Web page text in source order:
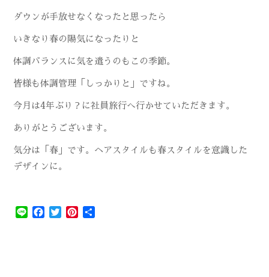
ダウンが手放せなくなったと思ったら
いきなり春の陽気になったりと
体調バランスに気を遣うのもこの季節。
皆様も体調管理「しっかりと」ですね。
今月は4年ぶり？に社員旅行へ行かせていただきます。
ありがとうございます。
気分は「春」です。ヘアスタイルも春スタイルを意識した
デザインに。
Line Facebook
TwitterPinterest